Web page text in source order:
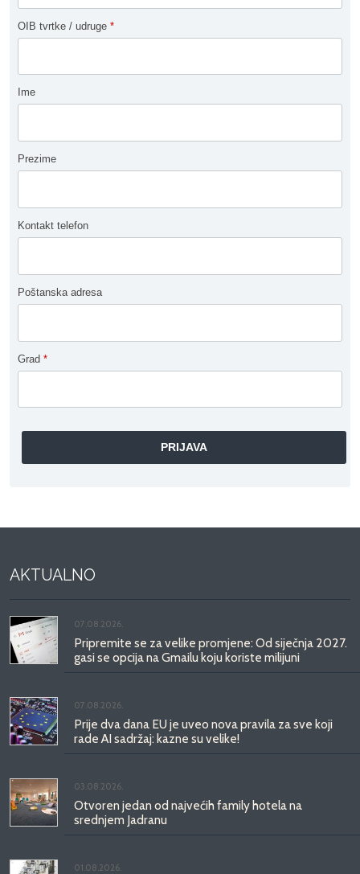
OIB tvrtke / udruge *
Ime
Prezime
Kontakt telefon
Poštanska adresa
Grad *
AKTUALNO
07.08.2026.
Pripremite se za velike promjene: Od siječnja 2027.
gasi se opcija na Gmailu koju koriste milijuni
07.08.2026.
Prije dva dana EU je uveo nova pravila za sve koji
rade AI sadržaj: kazne su velike!
03.08.2026.
Otvoren jedan od najvećih family hotela na
srednjem Jadranu
01.08.2026.